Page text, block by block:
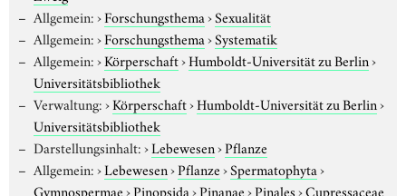
Allgemein:›Forschungsthema›Sexualität
Allgemein:›Forschungsthema›Systematik
Allgemein:›Körperschaft›Humboldt-Universität zu Berlin›
Universitätsbibliothek
Verwaltung:›Körperschaft›Humboldt-Universität zu Berlin›
Universitätsbibliothek
Darstellungsinhalt:›Lebewesen›Pflanze
Allgemein:›Lebewesen›Pflanze›Spermatophyta›
Gymnospermae›Pinopsida›Pinanae›Pinales›Cupressaceae